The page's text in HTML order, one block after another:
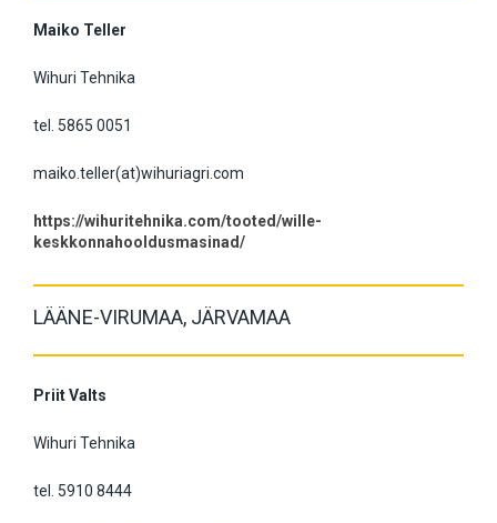
Maiko Teller
Wihuri Tehnika
tel. 5865 0051
maiko.teller(at)wihuriagri.com
https://wihuritehnika.com/tooted/wille-
keskkonnahooldusmasinad/
LÄÄNE-VIRUMAA, JÄRVAMAA
Priit Valts
Wihuri Tehnika
tel. 5910 8444